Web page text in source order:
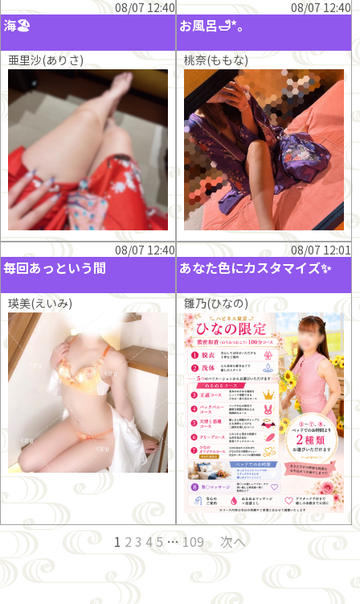
08/07 12:40
海🏖
亜里沙(ありさ)
08/07 12:40
お風呂🛁*。
桃奈(ももな)
08/07 12:40
毎回あっという間
瑛美(えいみ)
08/07 12:01
あなた色にカスタマイズ✨
雛乃(ひなの)
1 2 3 45…109 次へ